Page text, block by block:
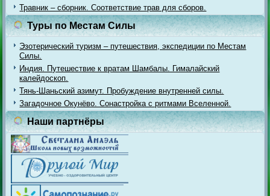
Травник – сборник. Соответствие трав для сборов.
Туры по Местам Силы
Эзотерический туризм – путешествия, экспедиции по Местам
Силы.
Индия. Путешествие к вратам Шамбалы. Гималайский
калейдоскоп.
Тянь-Шаньский азимут. Пробуждение внутренней силы.
Загадочное Окунёво. Сонастройка с ритмами Вселенной.
Наши партнёры